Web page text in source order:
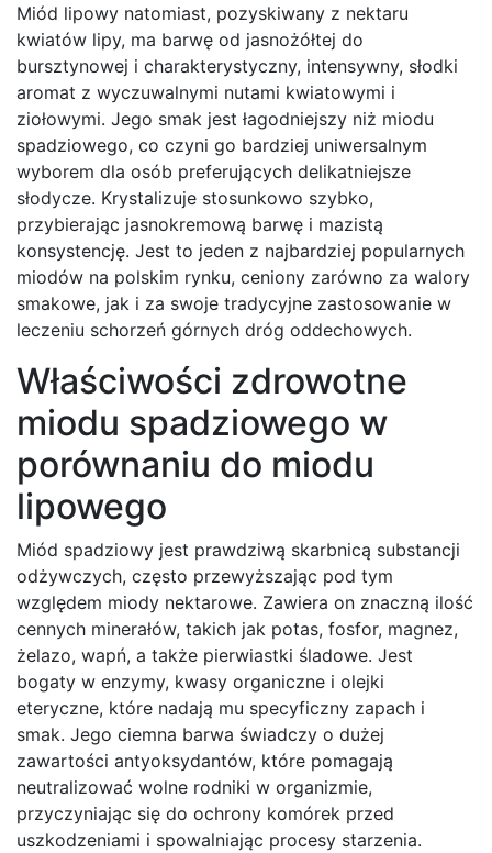
Miód lipowy natomiast, pozyskiwany z nektaru
kwiatów lipy, ma barwę od jasnożółtej do
bursztynowej i charakterystyczny, intensywny, słodki
aromat z wyczuwalnymi nutami kwiatowymi i
ziołowymi. Jego smak jest łagodniejszy niż miodu
spadziowego, co czyni go bardziej uniwersalnym
wyborem dla osób preferujących delikatniejsze
słodycze. Krystalizuje stosunkowo szybko,
przybierając jasnokremową barwę i mazistą
konsystencję. Jest to jeden z najbardziej popularnych
miodów na polskim rynku, ceniony zarówno za walory
smakowe, jak i za swoje tradycyjne zastosowanie w
leczeniu schorzeń górnych dróg oddechowych.
Właściwości zdrowotne
miodu spadziowego w
porównaniu do miodu
lipowego
Miód spadziowy jest prawdziwą skarbnicą substancji
odżywczych, często przewyższając pod tym
względem miody nektarowe. Zawiera on znaczną ilość
cennych minerałów, takich jak potas, fosfor, magnez,
żelazo, wapń, a także pierwiastki śladowe. Jest
bogaty w enzymy, kwasy organiczne i olejki
eteryczne, które nadają mu specyficzny zapach i
smak. Jego ciemna barwa świadczy o dużej
zawartości antyoksydantów, które pomagają
neutralizować wolne rodniki w organizmie,
przyczyniając się do ochrony komórek przed
uszkodzeniami i spowalniając procesy starzenia.